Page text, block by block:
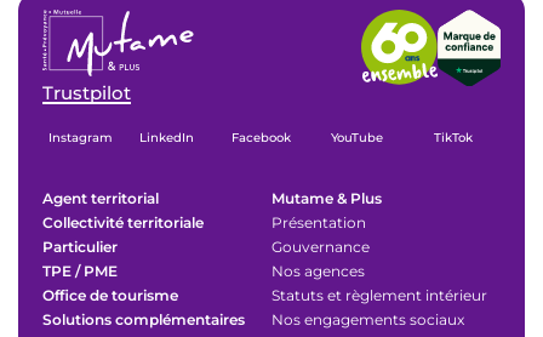
Trustpilot
Instagram LinkedIn Facebook YouTube TikTok
Agent territorial
Collectivité territoriale
Particulier
TPE / PME
Office de tourisme
Solutions complémentaires
Mutame & Plus
Présentation
Gouvernance
Nos agences
Statuts et règlement intérieur
Nos engagements sociaux